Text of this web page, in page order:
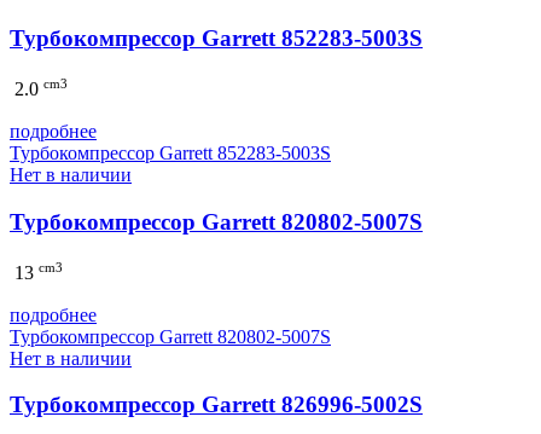
Турбокомпрессор Garrett 852283-5003S
2.0 cm3
подробнее
Турбокомпрессор Garrett 852283-5003S
Нет в наличии
Турбокомпрессор Garrett 820802-5007S
13 cm3
подробнее
Турбокомпрессор Garrett 820802-5007S
Нет в наличии
Турбокомпрессор Garrett 826996-5002S